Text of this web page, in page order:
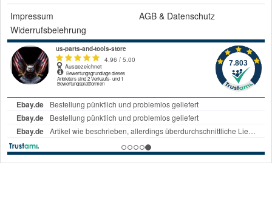
Impressum
AGB & Datenschutz
Widerrufsbelehrung